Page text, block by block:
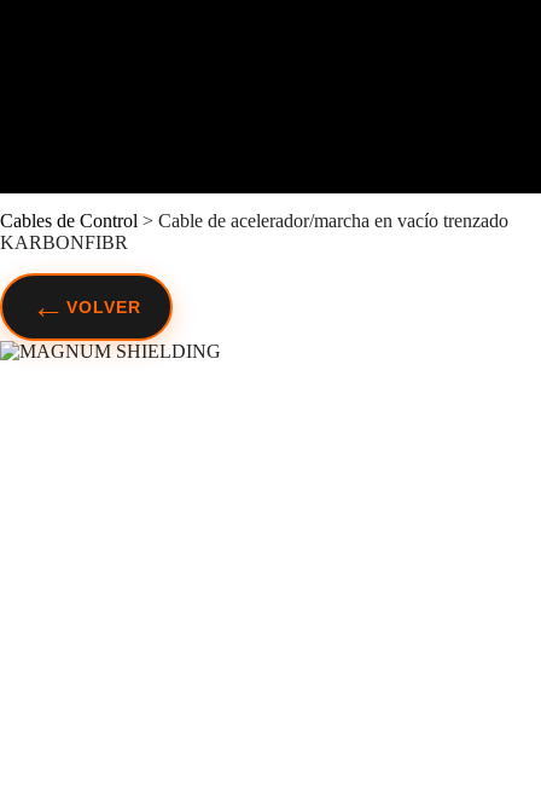
Cables de Control > Cable de acelerador/marcha en vacío trenzado
KARBONFIBR
← VOLVER